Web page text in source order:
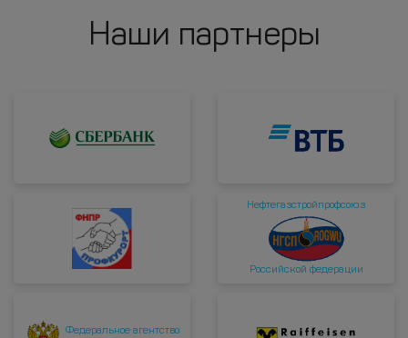
Наши партнеры
Нефтегазстройпрофсоюз
Российской федерации
Федеральное агентство